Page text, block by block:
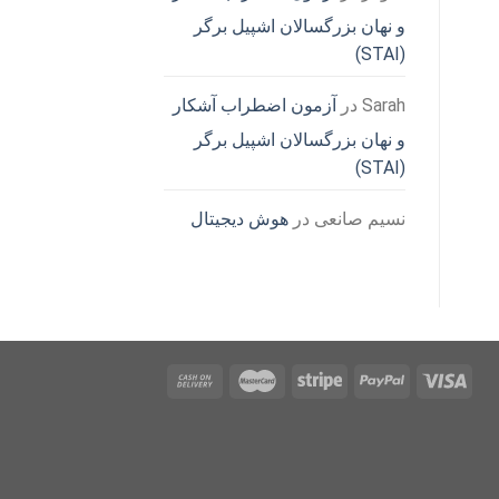
و نهان بزرگسالان اشپیل برگر
(STAI)
Sarah در
آزمون اضطراب آشکار
و نهان بزرگسالان اشپیل برگر
(STAI)
نسیم صانعی درهوش دیجیتال